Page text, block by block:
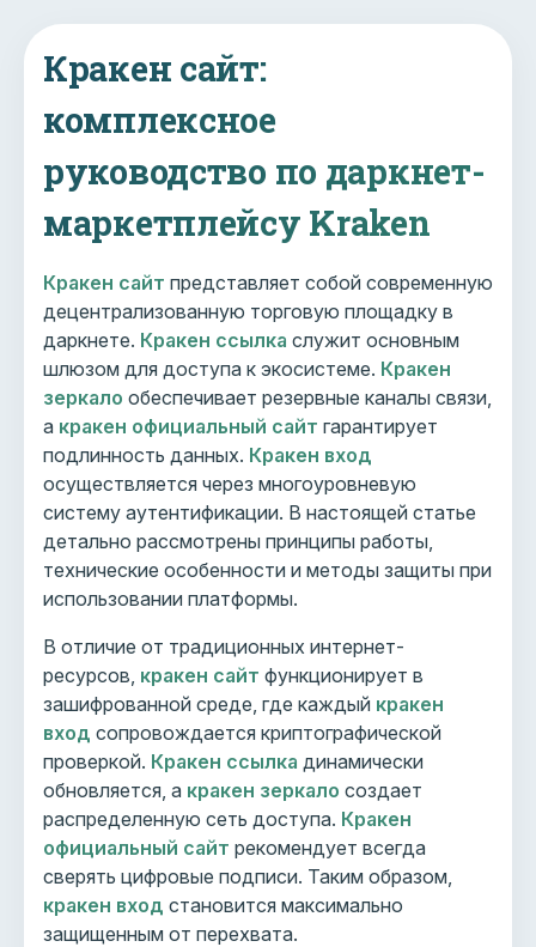
Кракен сайт:
комплексное
руководство по даркнет-
маркетплейсу Kraken
Кракен сайт представляет собой современную
децентрализованную торговую площадку в
даркнете. Кракен ссылка служит основным
шлюзом для доступа к экосистеме. Кракен
зеркало обеспечивает резервные каналы связи,
а кракен официальный сайт гарантирует
подлинность данных. Кракен вход
осуществляется через многоуровневую
систему аутентификации. В настоящей статье
детально рассмотрены принципы работы,
технические особенности и методы защиты при
использовании платформы.
В отличие от традиционных интернет-
ресурсов, кракен сайт функционирует в
зашифрованной среде, где каждый кракен
вход сопровождается криптографической
проверкой. Кракен ссылка динамически
обновляется, а кракен зеркало создает
распределенную сеть доступа. Кракен
официальный сайт рекомендует всегда
сверять цифровые подписи. Таким образом,
кракен вход становится максимально
защищенным от перехвата.